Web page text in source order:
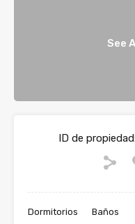
See
ID de
Dormitorios Baños